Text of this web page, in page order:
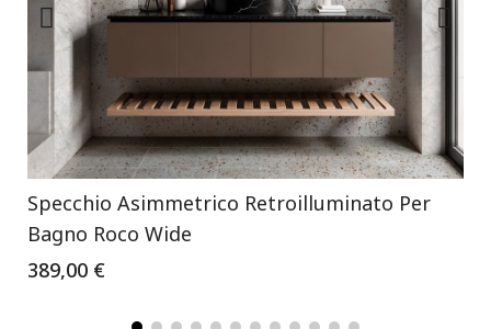
Specchio Asimmetrico Retroilluminato Per
Bagno Roco Wide
389,00 €